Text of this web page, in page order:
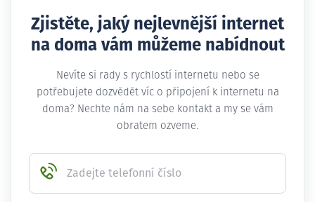
Zjistěte, jaký nejlevnější internet
na doma vám můžeme nabídnout
Nevíte si rady s rychlostí internetu nebo se
potřebujete dozvědět víc o připojení k internetu na
doma? Nechte nám na sebe kontakt a my se vám
obratem ozveme.
Zadejte telefonní číslo